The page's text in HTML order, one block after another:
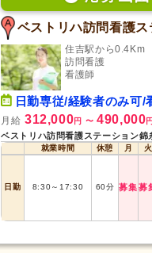
ベストリハ訪問看護
住吉駅から0.4Km
訪問看護
看護師
日勤専従/経験者のみ可/
月給 312,000円 〜 490,000円
ベストリハ訪問看護ステーション錦
就業時間 休憩 月 火
日勤 8:30～ 17:30 60分 募集募